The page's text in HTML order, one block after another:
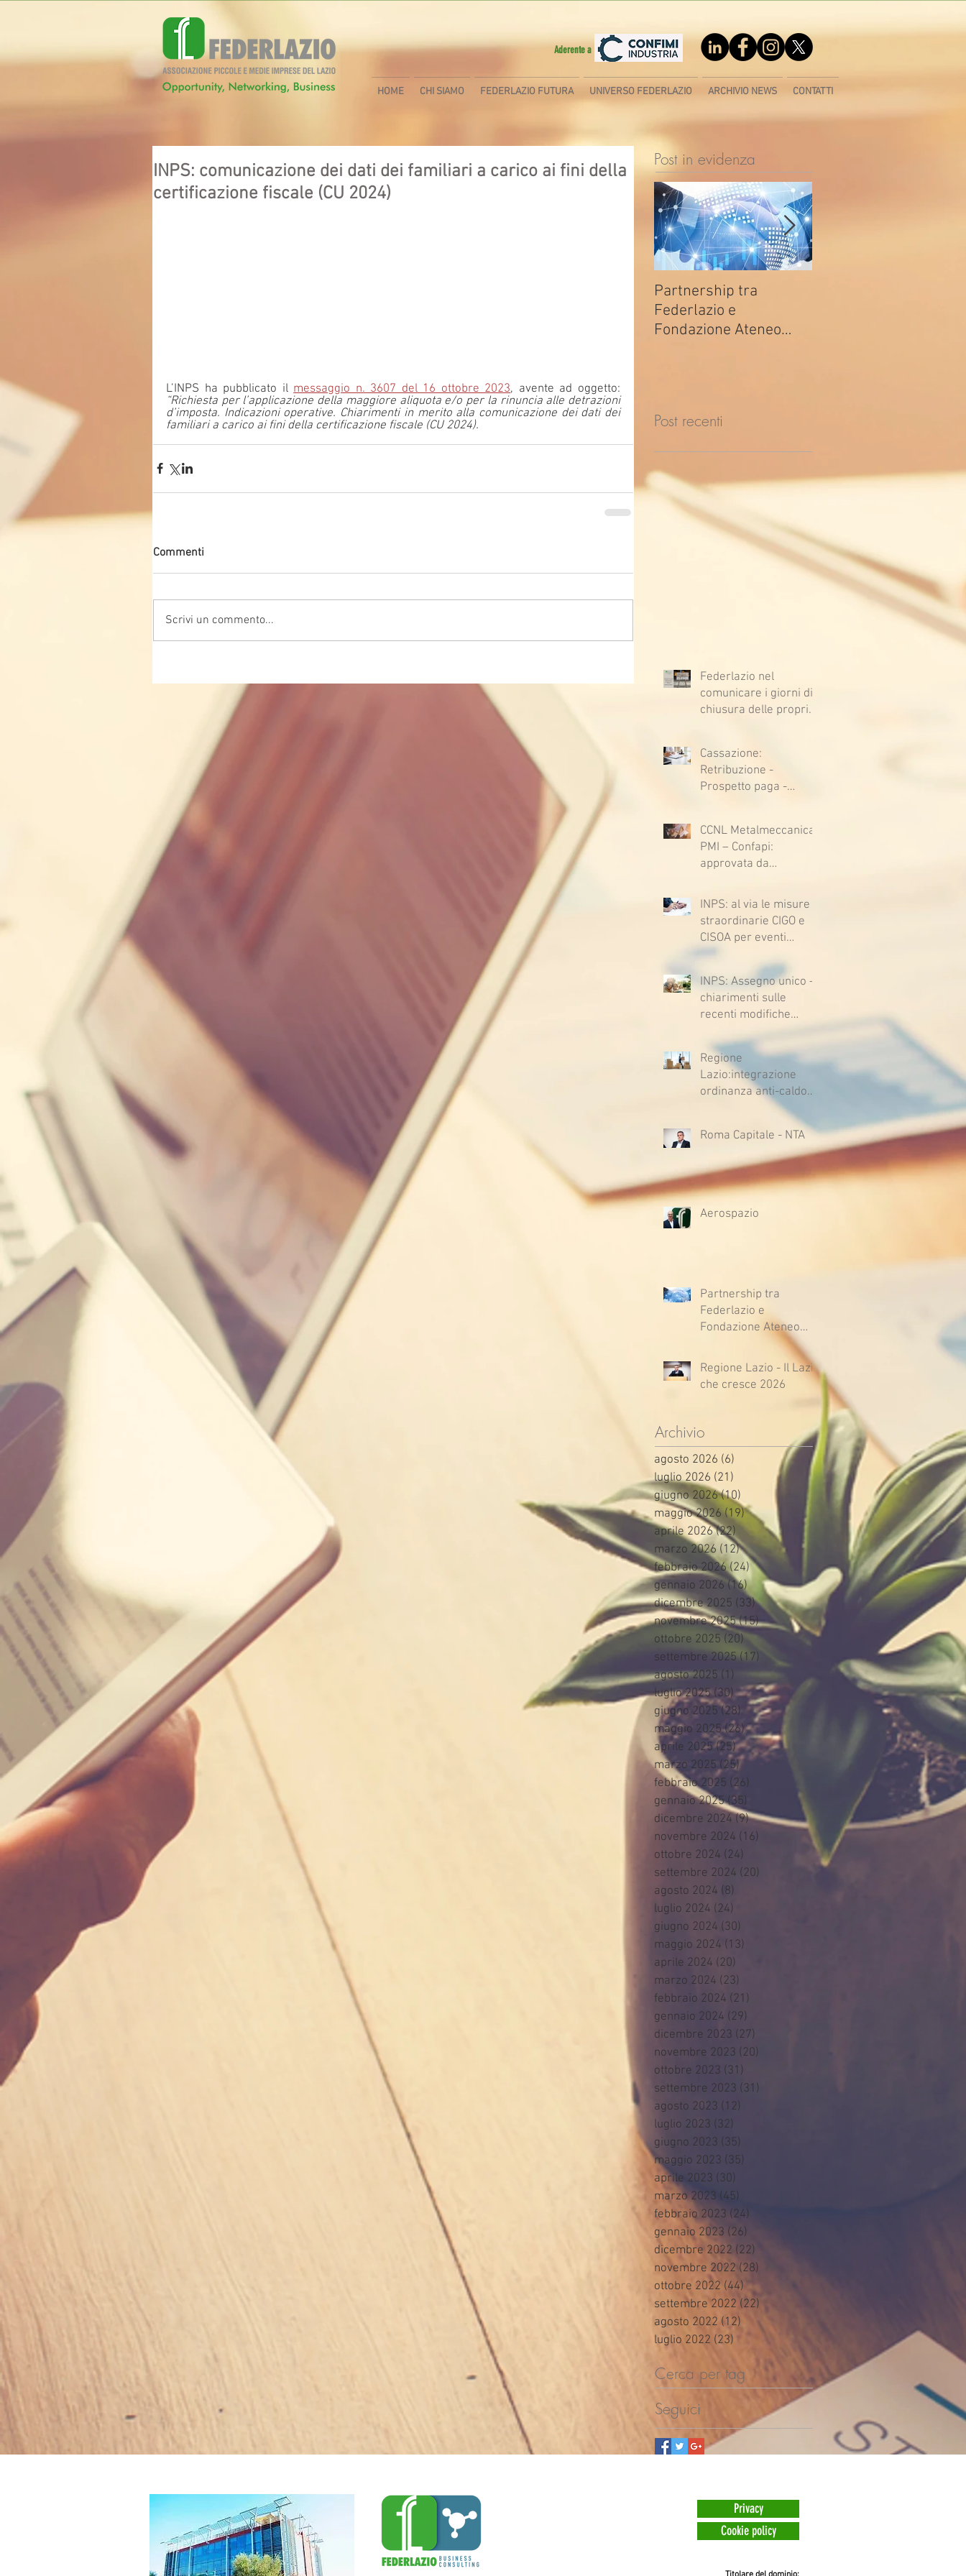
Aderente a
HOME CHI SIAMO FEDERLAZIO FUTURA UNIVERSO FEDERLAZIO ARCHIVIO NEWS CONTATTI
INPS: comunicazione dei dati dei familiari a carico ai fini della
certificazione fiscale (CU 2024)
L’INPS ha pubblicato il messaggio n. 3607 del 16 ottobre 2023
“Richiesta per l’applicazione della maggiore aliquota e/o per la rinuncia alle detrazioni
d’imposta. Indicazioni operative. Chiarimenti in merito alla comunicazione dei dati dei
familiari a carico ai fini della certificazione fiscale (CU 2024).
Commenti
Scrivi un commento...
Post in evidenza
Partnership tra
Federlazio e
Fondazione Ateneo
Post recenti
Federlazio nel
comunicare i giorni di
chiusura delle proprie
Cassazione:
Retribuzione -
Prospetto paga -
sfavore del datore di
lavoro - Prova legale -
Sussiste. (Cc, articoli
2732, 2734 e 2735)
CCNL Metalmeccanica
PMI – Confapi:
approvata da
l’ipotesi di accordo per
il rinnovo del CCNL
INPS: al via le misure
straordinarie CIGO e
CISOA per eventi
climatici eccezionali
INPS: Assegno unico –
chiarimenti sulle
recenti modifiche
Regione
Lazio:integrazione
ordinanza anti-caldo
per l'estate 2026
Roma Capitale - NTA
Aerospazio
Partnership tra
Federlazio e
Fondazione Ateneo
Regione Lazio - Il Lazio
che cresce 2026
Archivio
agosto 2026 (6)
luglio 2026 (21)
giugno 2026 (10)
maggio 2026 (19)19 post
aprile 2026 (22) 22 post
marzo 2026 (12)12 post
febbraio 2026 (24)24 post
gennaio 2026 (16)16 post
dicembre 2025 (33)33 post
novembre 2025 (15)15 post
ottobre 2025 (20)20 post
settembre 2025 (17) 17 post
agosto 2025 (1) 1 post
luglio 2025 (30)30 post
giugno 2025 (28) 28 post
maggio 2025 (26)26 post
aprile 2025 (25)25 post
marzo 2025 (25)25 post
febbraio 2025 (26)
gennaio 2025 (35)
dicembre 2024 (9)9 post
novembre 2024 (16)
ottobre 2024 (24)
settembre 2024 (20)
agosto 2024 (8)
luglio 2024 (24)
giugno 2024 (30)
maggio 2024 (13)
aprile 2024 (20)
marzo 2024 (23)
febbraio 2024 (21)
gennaio 2024 (29)
dicembre 2023 (27)
novembre 2023 (20)
ottobre 2023 (31)
settembre 2023 (31)
agosto 2023 (12)
luglio 2023 (32)
giugno 2023 (35)
maggio 2023 (35)
aprile 2023 (30)
marzo 2023 (45)
febbraio 2023 (24)
gennaio 2023 (26)
dicembre 2022 (22)
novembre 2022 (28)
ottobre 2022 (44)44 post
settembre 2022 (22)
agosto 2022 (12) 12 post
luglio 2022 (23) 23 post
Cerca per tag
Seguici
Privacy
Cookie policy